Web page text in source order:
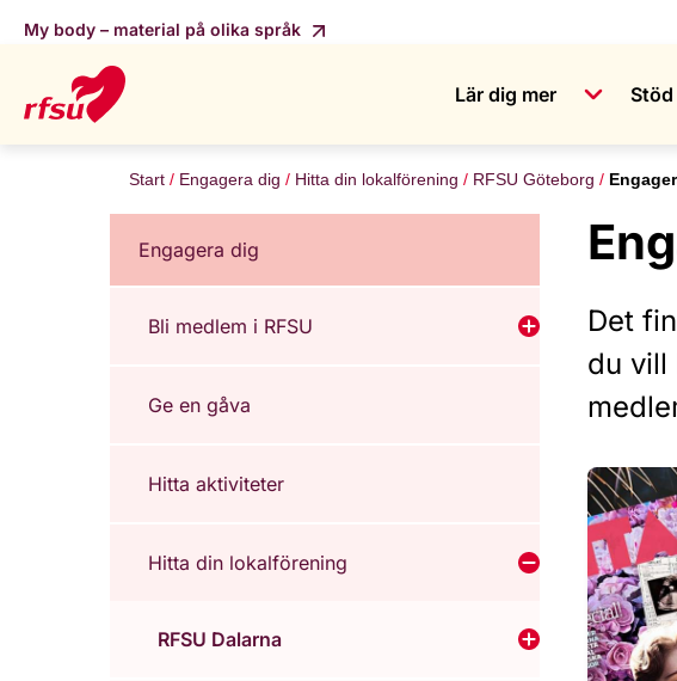
My body – material på olika språk
Lär dig mer
Start Engagera dig Hitta din lokalförening RFSU Göteborg
Engagera dig
Bli medlem i RFSU Visa undermeny för
Ge en gåva
Hitta aktiviteter
Hitta din lokalförening Visa undermeny för
RFSU Dalarna Visa undermeny för
Det
du vill